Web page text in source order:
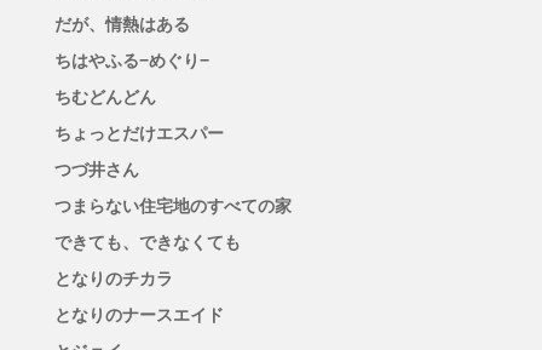
だが、情熱はある
ちはやふる−めぐり−
ちむどんどん
ちょっとだけエスパー
つづ井さん
つまらない住宅地のすべての家
できても、できなくても
となりのチカラ
となりのナースエイド